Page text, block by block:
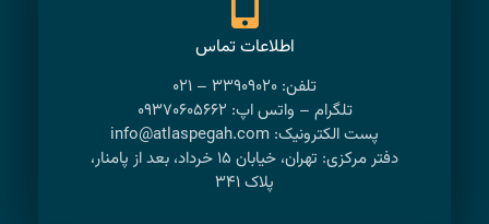
اطلاعات تماس
تلفن: ۳۳۹۰۹۰۲۰ – ۰۲۱
تلگرام – واتس اپ: ۰۹۳۷۰۶۰۵۶۶۲
پست الکترونیک: info@atlaspegah.com
دفتر مرکزی: تهران، خیابان ۱۵ خرداد، بعد از پامنار،
پلاک ۳۴۱